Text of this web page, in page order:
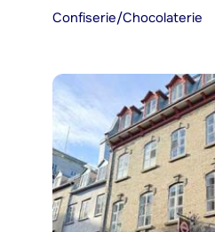
Confiserie/Chocolaterie